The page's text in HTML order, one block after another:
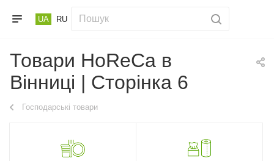
UA RU
Товари HoReCa в
Вінниці | Сторінка 6
Господарські товари